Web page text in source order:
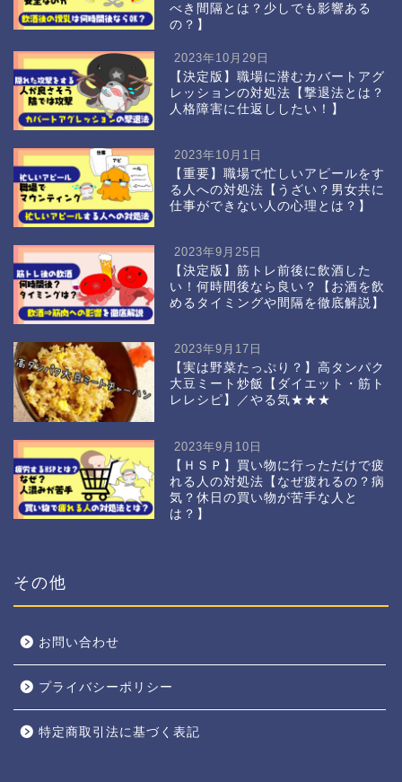
べき間隔とは？少しでも影響ある
の？】
2023年10月29日
【決定版】職場に潜むカバートアグ
レッションの対処法【撃退法とは？
人格障害に仕返ししたい！】
2023年10月1日
【重要】職場で忙しいアピールをす
る人への対処法【うざい？男女共に
仕事ができない人の心理とは？】
2023年9月25日
【決定版】筋トレ前後に飲酒した
い！何時間後なら良い？【お酒を飲
めるタイミングや間隔を徹底解説】
2023年9月17日
【実は野菜たっぷり？】高タンパク
大豆ミート炒飯【ダイエット・筋ト
レレシピ】／やる気★★★
2023年9月10日
【ＨＳＰ】買い物に行っただけで疲
れる人の対処法【なぜ疲れるの？病
気？休日の買い物が苦手な人と
は？】
その他
お問い合わせ
プライバシーポリシー
特定商取引法に基づく表記